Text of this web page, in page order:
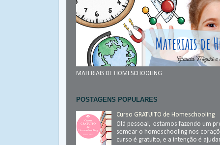
MATERIAIS DE HOMESCHOOLING
POSTAGENS POPULARES
Curso GRATUITO de Homeschooling
Olá pessoal, estamos fazendo um
semear o homeschooling nos
curso é gratuito, e a intenção é